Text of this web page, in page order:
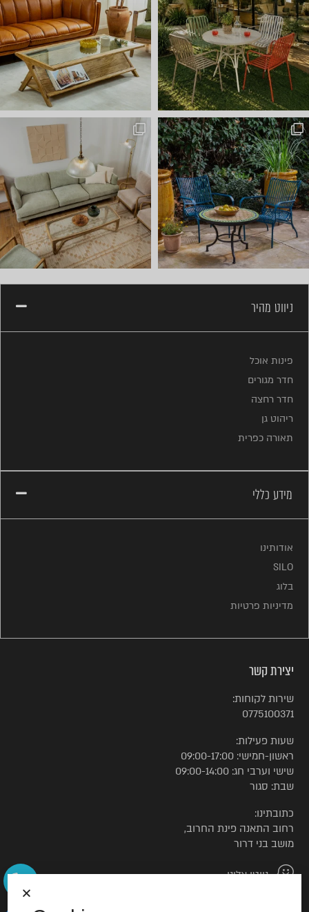
ניווט מהיר
פינות אוכל
חדר מגורים
חדר רחצה
ריהוט גן
תאורה כפרית
מידע כללי
אודותינו
SILO
בלוג
מדיניות פרטיות
יצירת קשר
שירות לקוחות:
0775100371
שעות פעילות:
ראשון-חמישי: 09:00-17:00
שישי וערבי חג: 09:00-14:00
שבת: סגור
כתובתינו:
רחוב התאנה פינת החרוב,
מושב בני דרור
נווטו אלינו